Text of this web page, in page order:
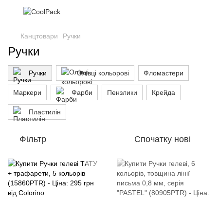
Канцтовари Ручки
Ручки
Ручки Олівці кольорові Фломастери
Маркери Фарби Пензлики Крейда
Пластилін
Фільтр Спочатку нові